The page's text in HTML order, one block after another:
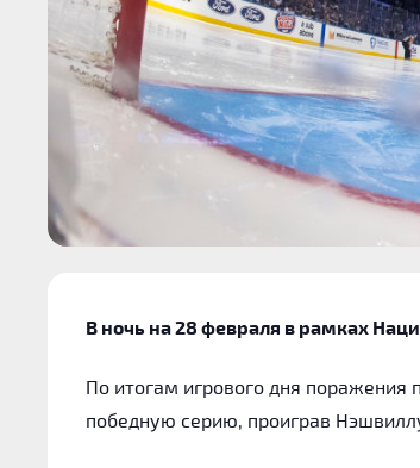
В ночь на 28 февраля в рамках
По итогам игрового дня поражения
победную серию, проиграв